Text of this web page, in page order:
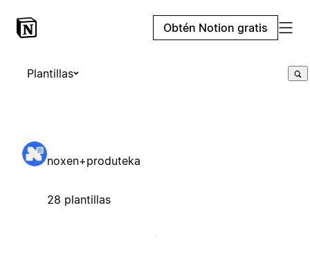
Obtén Notion gratis
Plantillas
noxen+produteka
28 plantillas